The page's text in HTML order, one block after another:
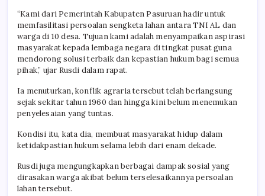
“Kami dari Pemerintah Kabupaten Pasuruan hadir untuk
memfasilitasi persoalan sengketa lahan antara TNI AL dan
warga di 10 desa. Tujuan kami adalah menyampaikan aspirasi
masyarakat kepada lembaga negara di tingkat pusat guna
mendorong solusi terbaik dan kepastian hukum bagi semua
pihak,” ujar Rusdi dalam rapat.
Ia menuturkan, konflik agraria tersebut telah berlangsung
sejak sekitar tahun 1960 dan hingga kini belum menemukan
penyelesaian yang tuntas.
Kondisi itu, kata dia, membuat masyarakat hidup dalam
ketidakpastian hukum selama lebih dari enam dekade.
Rusdi juga mengungkapkan berbagai dampak sosial yang
dirasakan warga akibat belum terselesaikannya persoalan
lahan tersebut.